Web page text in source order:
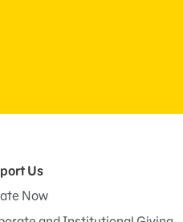
Us
Now